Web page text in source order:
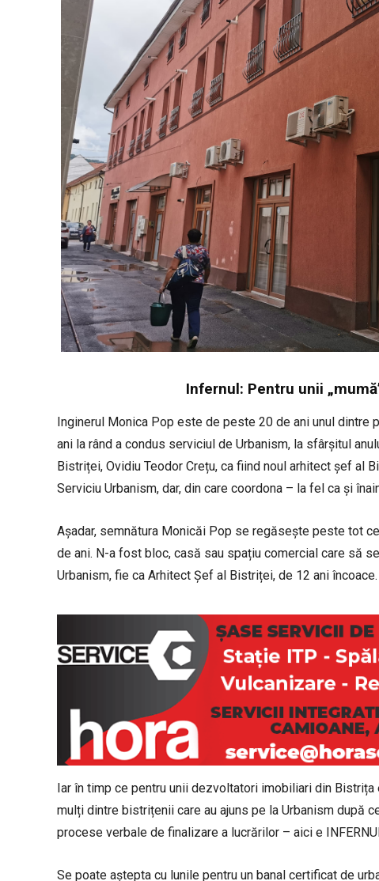
Infernul: Pentru unii
Inginerul Monica Pop este de peste 20 de ani unul dintre
ani la rând a condus serviciul de Urbanism, la sfârșitul
Bistriței, Ovidiu Teodor Crețu, ca fiind noul arhitect șef al
Serviciu Urbanism, dar, din care coordona – la fel ca și
Așadar, semnătura Monicăi Pop se regăsește peste tot
de ani. N-a fost bloc, casă sau spațiu comercial care să
Urbanism, fie ca Arhitect Șef al Bistriței, de 12 ani încoace.
Iar în timp ce pentru unii dezvoltatori imobiliari din Bistrița
mulți dintre bistrițenii care au ajuns pe la Urbanism după
procese verbale de finalizare a lucrărilor – aici e
Se poate aștepta cu lunile pentru un banal certificat de